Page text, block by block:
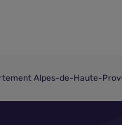
Alpes-de-Haute-